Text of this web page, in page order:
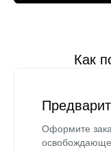
Как
Оформите